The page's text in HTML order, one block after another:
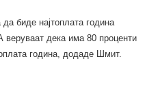
биде најтоплата година
дека има 80 проценти
година, додаде Шмит.